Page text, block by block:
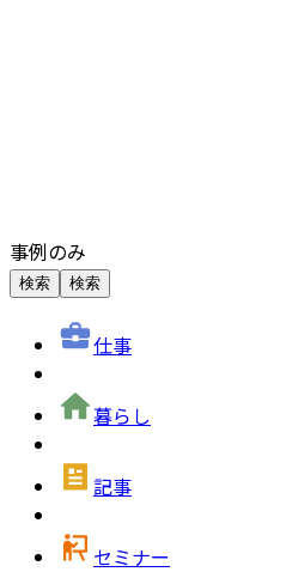
事例のみ
検索 検索
仕事
暮らし
記事
セミナー